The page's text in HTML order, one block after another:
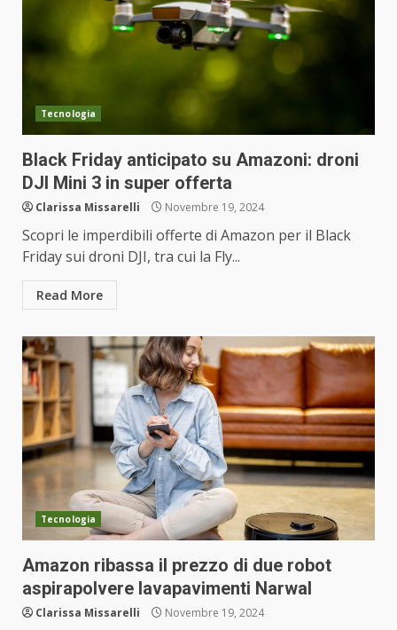
Tecnologia
Black Friday anticipato su Amazoni: droni
DJI Mini 3 in super offerta
Clarissa Missarelli Novembre 19, 2024
Scopri le imperdibili offerte di Amazon per il Black
Friday sui droni DJI, tra cui la Fly...
Read More
Tecnologia
Amazon ribassa il prezzo di due robot
aspirapolvere lavapavimenti Narwal
Clarissa Missarelli Novembre 19, 2024